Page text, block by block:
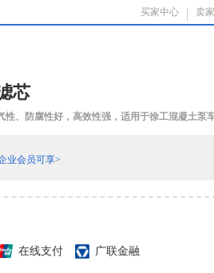
买家中心 卖
芯
性、防腐性好，高效性强，适用于徐工混凝土泵
业会员可享>
在线支付 广联金融